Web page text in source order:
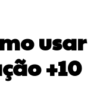
usar
+10